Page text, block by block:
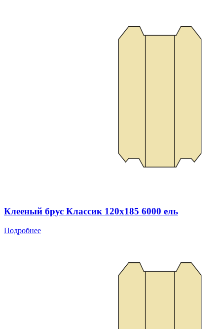
Клееный брус Классик 120x185 6000 ель
Подробнее